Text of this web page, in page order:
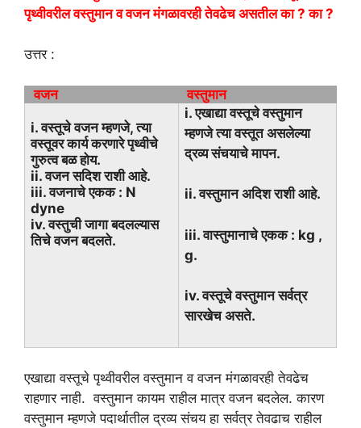
पृथ्वीवरील वस्तुमान व वजन मंगळावरही तेवढेच असतील का ? का ?
उत्तर :
वजन वस्तुमान
i. वस्तूचे वजन म्हणजे, त्या
वस्तूवर कार्य करणारे पृथ्वीचे
गुरुत्व बळ होय.
ii. वजन सदिश राशी आहे.
iii. वजनाचे एकक : N
dyne
iv. वस्तुची जागा बदलल्यास
तिचे वजन बदलते.
i. एखाद्या वस्तूचे वस्तुमान
म्हणजे त्या वस्तूत असलेल्या
द्रव्य संचयाचे मापन.
ii. वस्तुमान अदिश राशी आहे.
iii. वास्तुमानाचे एकक : kg ,
g.
iv. वस्तूचे वस्तुमान सर्वत्र
सारखेच असते.
एखाद्या वस्तूचे पृथ्वीवरील वस्तुमान व वजन मंगळावरही तेवढेच
राहणार नाही. वस्तुमान कायम राहील मात्र वजन बदलेल. कारण
वस्तुमान म्हणजे पदार्थातील द्रव्य संचय हा सर्वत्र तेवढाच राहील